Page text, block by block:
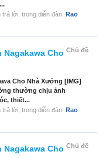
trả lời, trong diễn đàn: Rao
Chủ đề
Nagakawa Cho
Cho Nhà Xưởng [IMG]
thường chịu ảnh
thiết...
trả lời, trong diễn đàn: Rao
Chủ đề
Nagakawa Cho